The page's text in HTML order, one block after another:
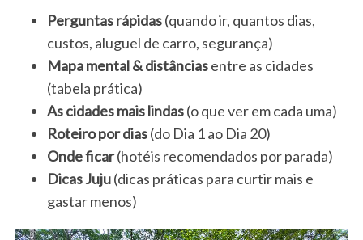
Perguntas rápidas(quando ir, quantos dias,
custos, aluguel de carro, segurança)
Mapa mental & distânciasentre as cidades
(tabela prática)
As cidades mais lindas(o que ver em cada uma)
Roteiro por dias(do Dia 1 ao Dia 20)
Onde ficar(hotéis recomendados por parada)
Dicas Juju(dicas práticas para curtir mais e
gastar menos)